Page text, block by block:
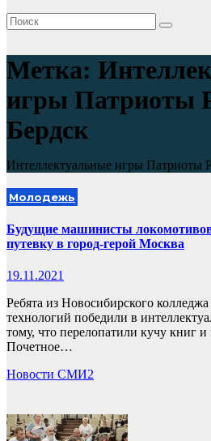
Метка:
игры Патриоты
Бердск
Интеллектуальные игры Патриоты
Молодежь
Будущие машинисты
путевку в город-герой Москва
19.11.2021
Ребята из Новосибирского
технологий победили в
тому, что перелопатили кучу книг
Почетное…
Новости СМИ2